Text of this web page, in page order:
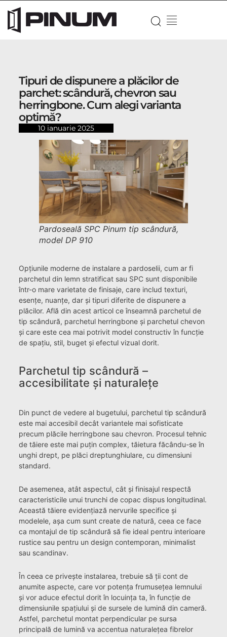
Tipuri de dispunere a plăcilor de
parchet: scândură, chevron sau
herringbone. Cum alegi varianta
optimă?
10 ianuarie 2025
Pardoseală SPC Pinum tip scândură,
model DP 910
Opțiunile moderne de instalare a pardoselii, cum ar fi
parchetul din lemn stratificat sau SPC sunt disponibile
într-o mare varietate de finisaje, care includ texturi,
esențe, nuanțe, dar și tipuri diferite de dispunere a
plăcilor. Află din acest articol ce înseamnă parchetul de
tip scândură, parchetul herringbone și parchetul chevon
și care este cea mai potrivit model constructiv în funcție
de spațiu, stil, buget și efectul vizual dorit.
Parchetul tip scândură –
accesibilitate și naturalețe
Din punct de vedere al bugetului, parchetul tip scândură
este mai accesibil decât variantele mai sofisticate
precum plăcile herringbone sau chevron. Procesul tehnic
de tăiere este mai puțin complex, tăietura făcându-se în
unghi drept, pe plăci dreptunghiulare, cu dimensiuni
standard.
De asemenea, atât aspectul, cât și finisajul respectă
caracteristicile unui trunchi de copac dispus longitudinal.
Această tăiere evidențiază nervurile specifice și
modelele, așa cum sunt create de natură, ceea ce face
ca montajul de tip scândură să fie ideal pentru interioare
rustice sau pentru un design contemporan, minimalist
sau scandinav.
În ceea ce privește instalarea, trebuie să ții cont de
anumite aspecte, care vor potența frumusețea lemnului
și vor aduce efectul dorit în locuința ta, în funcție de
dimensiunile spațiului și de sursele de lumină din cameră.
Astfel, parchetul montat perpendicular pe sursa
principală de lumină va accentua naturalețea fibrelor